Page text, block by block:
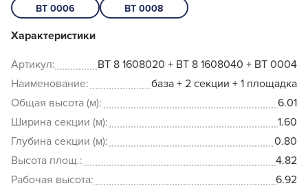
ВТ 0006
ВТ 0008
Характеристики
Артикул:
ВТ 8 1608020 + ВТ 8 1608040 + ВТ 0004
Наименование:
база + 2 секции + 1 площадка
Общая высота (м):
6.01
Ширина секции (м):
1.60
Глубина секции (м):
0.80
Высота площ.:
4.82
Рабочая высота:
6.92